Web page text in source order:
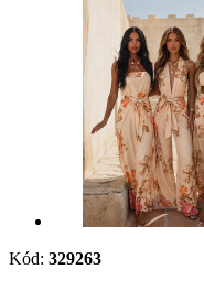
Kód: 329263